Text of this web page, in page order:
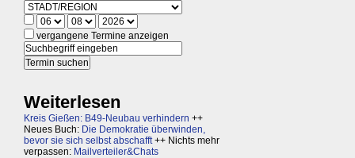
vergangene Termine anzeigen
Weiterlesen
Kreis Gießen: B49-Neubau verhindern ++
Neues Buch: Die Demokratie überwinden,
bevor sie sich selbst abschafft++ Nichts mehr
verpassen: Mailverteiler&Chats